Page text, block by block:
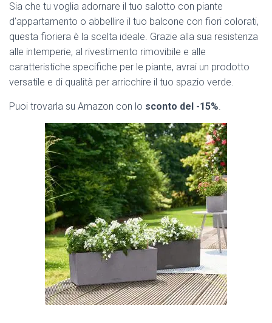
Sia che tu voglia adornare il tuo salotto con piante
d’appartamento o abbellire il tuo balcone con fiori colorati,
questa fioriera è la scelta ideale. Grazie alla sua resistenza
alle intemperie, al rivestimento rimovibile e alle
caratteristiche specifiche per le piante, avrai un prodotto
versatile e di qualità per arricchire il tuo spazio verde.
Puoi trovarla su Amazon con lo sconto del -15%.